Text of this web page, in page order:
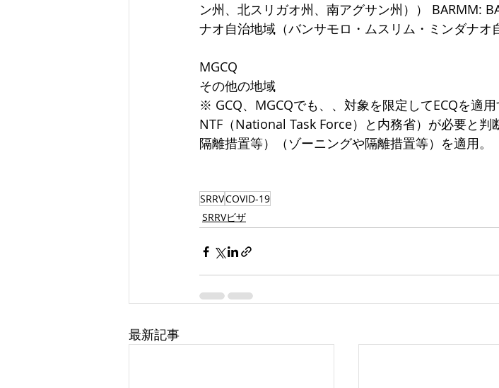
ン州、北スリガオ州、南アグサン州）） BARMM:
ナオ自治地域（バンサモロ・ムスリム・ミンダナオ
MGCQ
その他の地域
※ GCQ、MGCQでも、、対象を限定してECQを適用
NTF（National Task Force）と内務省）が必要と
隔離措置等）（ゾーニングや隔離措置等）を適用。
SRRVCOVID-19
SRRVビザ
最新記事